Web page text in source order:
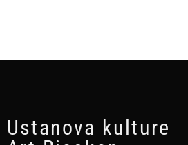
Ustanova kulture